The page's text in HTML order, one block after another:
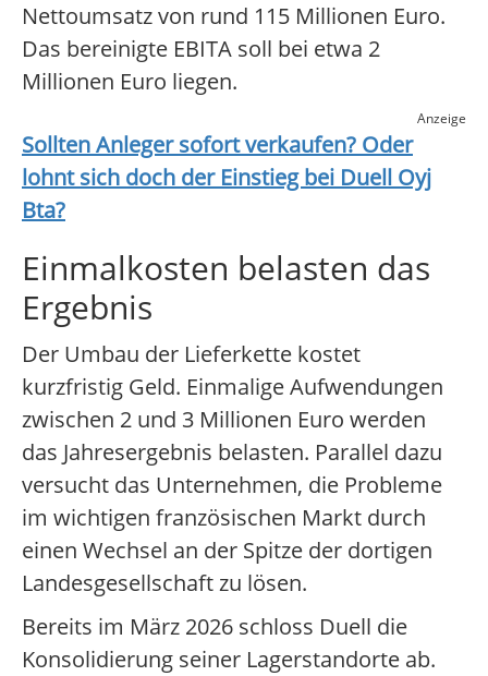
Nettoumsatz von rund 115 Millionen Euro.
Das bereinigte EBITA soll bei etwa 2
Millionen Euro liegen.
Anzeige
Sollten Anleger sofort verkaufen? Oder
lohnt sich doch der Einstieg bei Duell Oyj
Bta?
Einmalkosten belasten das
Ergebnis
Der Umbau der Lieferkette kostet
kurzfristig Geld. Einmalige Aufwendungen
zwischen 2 und 3 Millionen Euro werden
das Jahresergebnis belasten. Parallel dazu
versucht das Unternehmen, die Probleme
im wichtigen französischen Markt durch
einen Wechsel an der Spitze der dortigen
Landesgesellschaft zu lösen.
Bereits im März 2026 schloss Duell die
Konsolidierung seiner Lagerstandorte ab.